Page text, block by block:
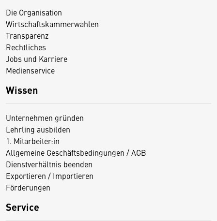
Die Organisation
Wirtschaftskammerwahlen
Transparenz
Rechtliches
Jobs und Karriere
Medienservice
Wissen
Unternehmen gründen
Lehrling ausbilden
1. Mitarbeiter:in
Allgemeine Geschäftsbedingungen / AGB
Dienstverhältnis beenden
Exportieren / Importieren
Förderungen
Service